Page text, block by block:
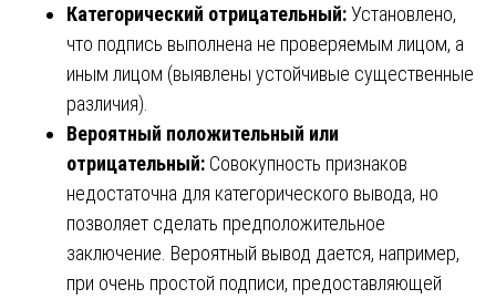
Категорический отрицательный:Установлено,
что подпись выполнена не проверяемым лицом, а
иным лицом (выявлены устойчивые существенные
различия).
Вероятный положительный или
отрицательный: Совокупность признаков
недостаточна для категорического вывода, но
позволяет сделать предположительное
заключение. Вероятный вывод дается, например,
при очень простой подписи, предоставляющей